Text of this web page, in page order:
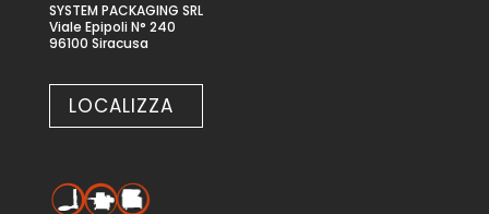
SYSTEM PACKAGING SRL
Viale Epipoli N° 240
96100 Siracusa
LOCALIZZA